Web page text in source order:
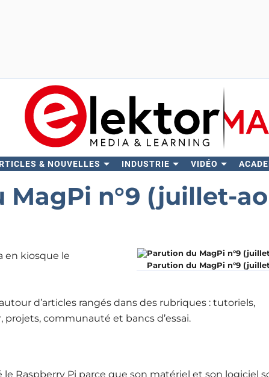
& NOUVELLES INDUSTRIE VIDÉO
MagPi n°9 (juillet-
Parution du MagPi n°9
en kiosque le
d’articles rangés dans des rubriques : tutoriels,
communauté et bancs d’essai.
Raspberry Pi parce que son matériel et son logiciel